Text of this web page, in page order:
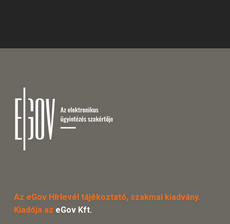
Az eGov Hírlevél tájékoztató, szakmai kiadvány.
Kiadója az eGov Kft.